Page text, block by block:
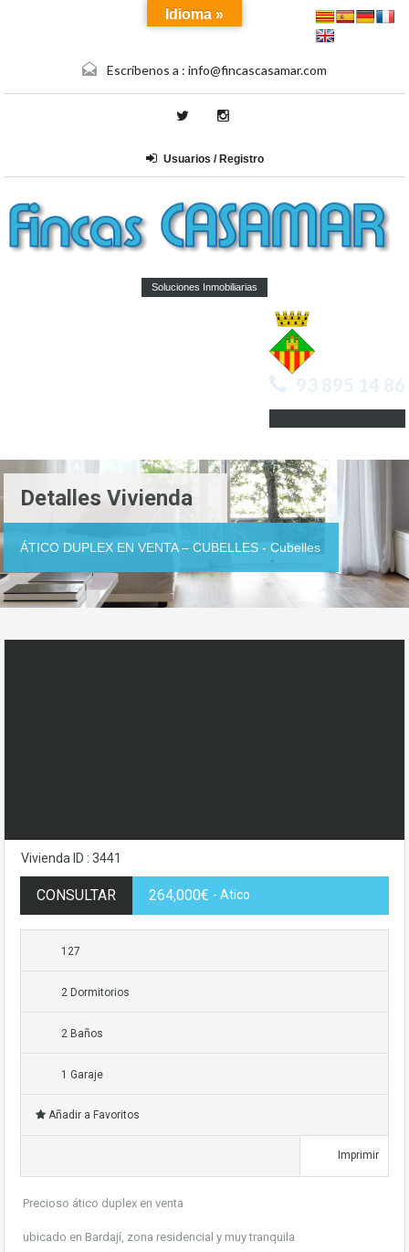
Escríbenos a : info@fincascasamar.com
Usuarios / Registro
Soluciones Inmobiliarias
93 895 14 86
Detalles Vivienda
ÁTICO DUPLEX EN VENTA – CUBELLES - Cubelles
Vivienda ID : 3441
CONSULTAR 264,000€ - Atico
127
2 Dormitorios
2 Baños
1 Garaje
Añadir a Favoritos
Imprimir
Precioso ático duplex en venta
ubicado en Bardají, zona residencial y muy tranquila
Idioma »